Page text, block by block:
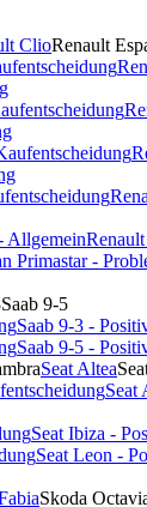
ClioRenault
Allgemein
Primastar -
Saab 9-5
Saab 9-3 -
Saab 9-5 -
Seat Altea
Seat
Seat Ibiza -
Seat Leon -
Skoda